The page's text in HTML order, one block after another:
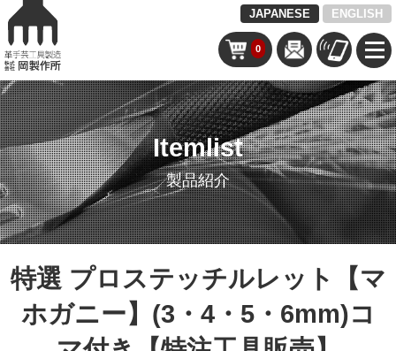
JAPANESE ENGLISH
0
Itemlist
製品紹介
特選 プロステッチルレット【マ
ホガニー】(3・4・5・6mm)コ